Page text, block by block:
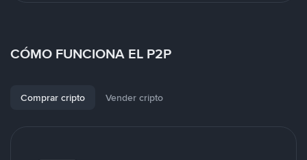
CÓMO FUNCIONA EL P2P
Comprar cripto Vender cripto